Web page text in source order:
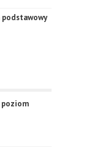
podstawowy
poziom